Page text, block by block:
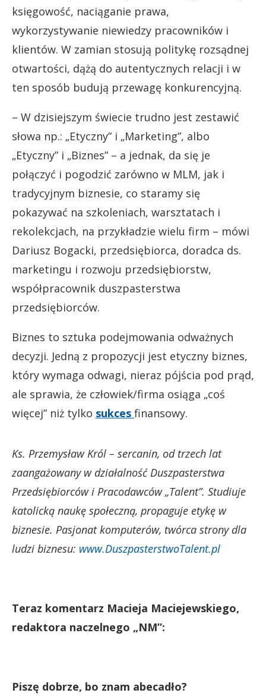
księgowość, naciąganie prawa,
wykorzystywanie niewiedzy pracowników i
klientów. W zamian stosują politykę rozsądnej
otwartości, dążą do autentycznych relacji i w
ten sposób budują przewagę konkurencyjną.
– W dzisiejszym świecie trudno jest zestawić
słowa np.: „Etyczny” i „Marketing”, albo
„Etyczny” i „Biznes” – a jednak, da się je
połączyć i pogodzić zarówno w MLM, jak i
tradycyjnym biznesie, co staramy się
pokazywać na szkoleniach, warsztatach i
rekolekcjach, na przykładzie wielu firm – mówi
Dariusz Bogacki, przedsiębiorca, doradca ds.
marketingu i rozwoju przedsiębiorstw,
współpracownik duszpasterstwa
przedsiębiorców.
Biznes to sztuka podejmowania odważnych
decyzji. Jedną z propozycji jest etyczny biznes,
który wymaga odwagi, nieraz pójścia pod prąd,
ale sprawia, że człowiek/firma osiąga „coś
więcej” niż tylko sukces finansowy.
Ks. Przemysław Król – sercanin, od trzech lat
zaangażowany w działalność Duszpasterstwa
Przedsiębiorców i Pracodawców „Talent”. Studiuje
katolicką naukę społeczną, propaguje etykę w
biznesie. Pasjonat komputerów, twórca strony dla
ludzi biznesu: www.DuszpasterstwoTalent.pl
Teraz komentarz Macieja Maciejewskiego,
redaktora naczelnego „NM”:
Piszę dobrze, bo znam abecadło?